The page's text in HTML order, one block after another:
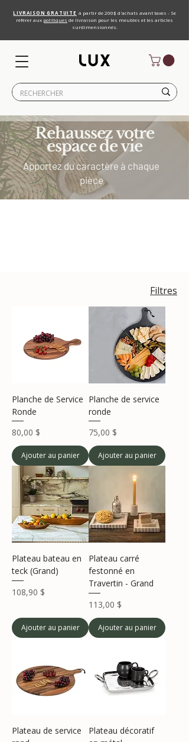
LIVRAISON GRATUITE à partir de 200$ d'achats avant taxes - Se
référer aux politiques de livraison pour les meubles et les articles
surdimensionnés.
Rehaussez votre
espace de vie
Apportez du caractère à chaque
pièce
Filtres
Planche de Service
Ronde
Prix
80,00 $
Ajouter au panier
Planche de service
ronde
Prix
75,00 $
Ajouter au panier
Plateau bateau en
teck (Grand)
Prix
108,90 $
Ajouter au panier
Plateau carré
festonné en
Travertin - Grand
Prix
113,00 $
Ajouter au panier
Plateau de service
Plateau décoratif